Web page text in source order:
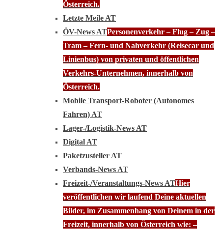
Österreich.
Letzte Meile AT
ÖV-News ATPersonenverkehr – Flug – Zug –
Tram – Fern- und Nahverkehr (Reisecar und
Linienbus) von privaten und öffentlichen
Verkehrs-Unternehmen, innerhalb von
Österreich.
Mobile Transport-Roboter (Autonomes
Fahren) AT
Lager-/Logistik-News AT
Digital AT
Paketzusteller AT
Verbands-News AT
Freizeit-/Veranstaltungs-News ATHier
veröffentlichen wir laufend Deine aktuellen
Bilder, im Zusammenhang von Deinem in der
Freizeit, innerhalb von Österreich wie: –